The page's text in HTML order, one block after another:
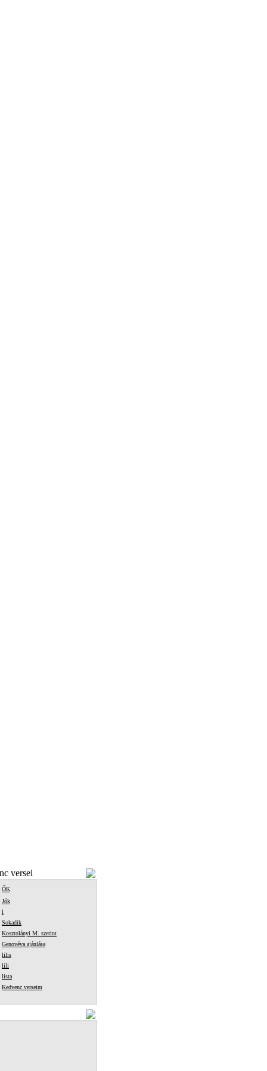
versei
ŐK
Jók
l
Sokadik
Kosztolányi M. szerint
Genovéva ajánlása
lilis
lili
lista
Kedvenc verseim